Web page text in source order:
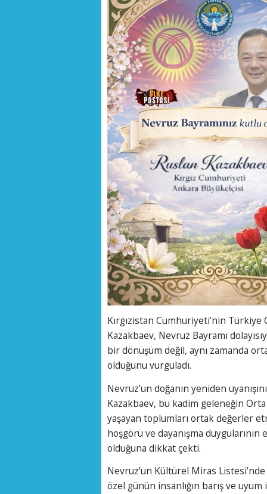
Kırgızistan Cumhuriyeti’nin
Kazakbaev, Nevruz Bayramı
bir dönüşüm değil, aynı zamanda
olduğunu vurguladı.
Nevruz’un doğanın yeniden
Kazakbaev, bu kadim geleneğin
yaşayan toplumları ortak değerler
hoşgörü ve dayanışma duygularının
olduğuna dikkat çekti.
Nevruz’un Kültürel Miras
özel günün insanlığın barış ve